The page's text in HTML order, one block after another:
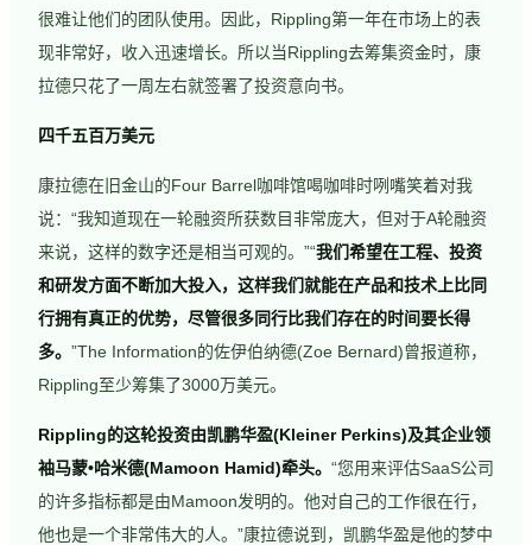
很难让他们的团队使用。因此，Rippling第一年在市场上的表
现非常好，收入迅速增长。所以当Rippling去筹集资金时，康
拉德只花了一周左右就签署了投资意向书。
四千五百万美元
康拉德在旧金山的Four Barrel咖啡馆喝咖啡时咧嘴笑着对我
说：“我知道现在一轮融资所获数目非常庞大，但对于A轮融资
来说，这样的数字还是相当可观的。”“我们希望在工程、投资
和研发方面不断加大投入，这样我们就能在产品和技术上比同
行拥有真正的优势，尽管很多同行比我们存在的时间要长得
多。 ”The Information的佐伊伯纳德(Zoe Bernard)曾报道称，
Rippling至少筹集了3000万美元。
Rippling的这轮投资由凯鹏华盈(Kleiner Perkins)及其企业领
袖马蒙•哈米德(Mamoon Hamid)牵头。 “您用来评估SaaS公司
的许多指标都是由Mamoon发明的。他对自己的工作很在行，
他也是一个非常伟大的人。”康拉德说到，凯鹏华盈是他的梦中